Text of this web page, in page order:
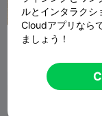
可愛いダブルボウル
ルとインタラク
Cloudアプリなら
ましょう！